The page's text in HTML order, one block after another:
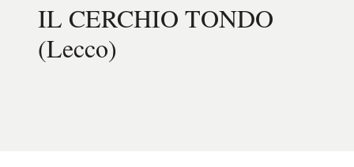
IL CERCHIO TONDO
(Lecco)